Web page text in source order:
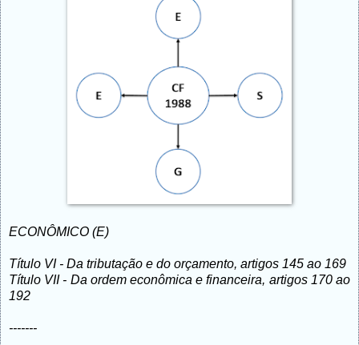
ECONÔMICO (E)
Título VI - Da tributação e do orçamento, artigos 145 ao 169
Título VII - Da ordem econômica e financeira, artigos 170 ao
192
-------